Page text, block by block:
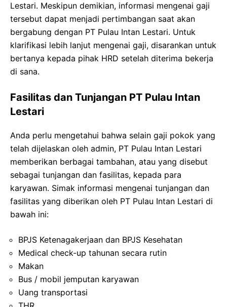
Lestari. Meskipun demikian, informasi mengenai gaji
tersebut dapat menjadi pertimbangan saat akan
bergabung dengan PT Pulau Intan Lestari. Untuk
klarifikasi lebih lanjut mengenai gaji, disarankan untuk
bertanya kepada pihak HRD setelah diterima bekerja
di sana.
Fasilitas dan Tunjangan PT Pulau Intan
Lestari
Anda perlu mengetahui bahwa selain gaji pokok yang
telah dijelaskan oleh admin, PT Pulau Intan Lestari
memberikan berbagai tambahan, atau yang disebut
sebagai tunjangan dan fasilitas, kepada para
karyawan. Simak informasi mengenai tunjangan dan
fasilitas yang diberikan oleh PT Pulau Intan Lestari di
bawah ini:
BPJS Ketenagakerjaan dan BPJS Kesehatan
Medical check-up tahunan secara rutin
Makan
Bus / mobil jemputan karyawan
Uang transportasi